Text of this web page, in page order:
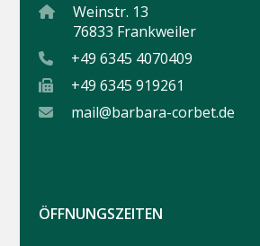
Weinstr. 13
76833 Frankweiler
+49 6345 4070409
+49 6345 919261
mail@barbara-corbet.de
ÖFFNUNGSZEITEN